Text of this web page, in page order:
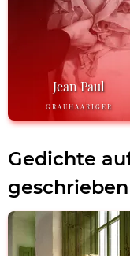
Jean Paul
GRAUHAARIGER
Gedichte
geschrieben